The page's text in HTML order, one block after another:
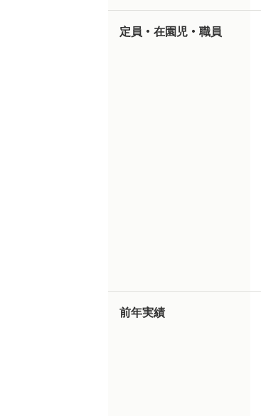
定員・在園児・職員
前年実績